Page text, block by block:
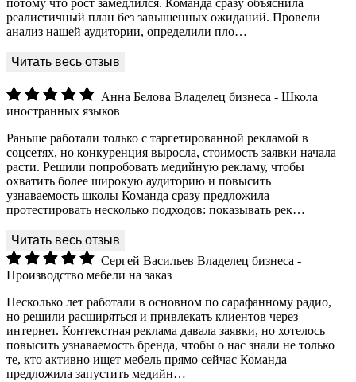
потому что рост замедлился. Команда сразу объяснила
реалистичный план без завышенных ожиданий. Провели
анализ нашей аудитории, определили пло…
Анна Белова Владелец бизнеса - Школа
иностранных языков
Раньше работали только с таргетированной рекламой в
соцсетях, но конкуренция выросла, стоимость заявки начала
расти. Решили попробовать медийную рекламу, чтобы
охватить более широкую аудиторию и повысить
узнаваемость школы Команда сразу предложила
протестировать несколько подходов: показывать рек…
Сергей Васильев Владелец бизнеса -
Производство мебели на заказ
Несколько лет работали в основном по сарафанному радио,
но решили расширяться и привлекать клиентов через
интернет. Контекстная реклама давала заявки, но хотелось
повысить узнаваемость бренда, чтобы о нас знали не только
те, кто активно ищет мебель прямо сейчас Команда
предложила запустить медийн…